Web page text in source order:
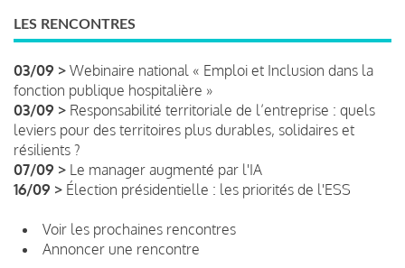
LES RENCONTRES
03/09 > Webinaire national « Emploi et Inclusion dans la
fonction publique hospitalière »
03/09 > Responsabilité territoriale de l’entreprise : quels
leviers pour des territoires plus durables, solidaires et
résilients ?
07/09 > Le manager augmenté par l'IA
16/09 > Élection présidentielle : les priorités de l'ESS
Voir les prochaines rencontres
Annoncer une rencontre